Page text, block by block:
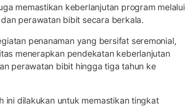
memastikan keberlanjutan program melalui
perawatan bibit secara berkala.
penanaman yang bersifat seremonial,
menerapkan pendekatan keberlanjutan
perawatan bibit hingga tiga tahun ke
ini dilakukan untuk memastikan tingkat